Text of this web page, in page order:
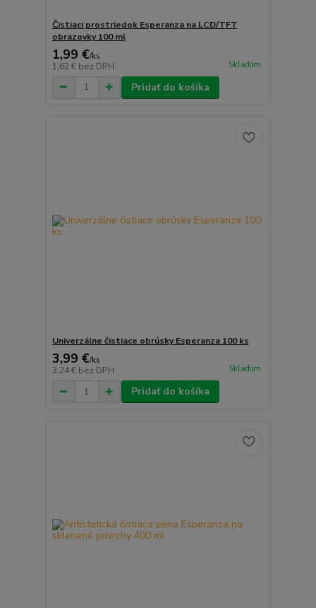
Čistiaci prostriedok Esperanza na LCD/TFT
obrazovky 100 ml
1,99 €/ks
1,62 € bez DPH Skladom
Pridať do košíka
Univerzálne čistiace obrúsky Esperanza 100 ks
3,99 €/ks
3,24 € bez DPH Skladom
Pridať do košíka